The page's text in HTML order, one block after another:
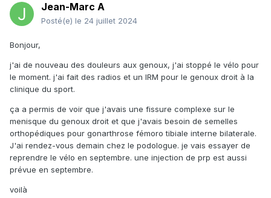
Jean-Marc A
Posté(e) le 24 juillet 2024
Bonjour,
j'ai de nouveau des douleurs aux genoux, j'ai stoppé le vélo pour
le moment. j'ai fait des radios et un IRM pour le genoux droit à la
clinique du sport.
ça a permis de voir que j'avais une fissure complexe sur le
menisque du genoux droit et que j'avais besoin de semelles
orthopédiques pour gonarthrose fémoro tibiale interne bilaterale.
J'ai rendez-vous demain chez le podologue. je vais essayer de
reprendre le vélo en septembre. une injection de prp est aussi
prévue en septembre.
voilà